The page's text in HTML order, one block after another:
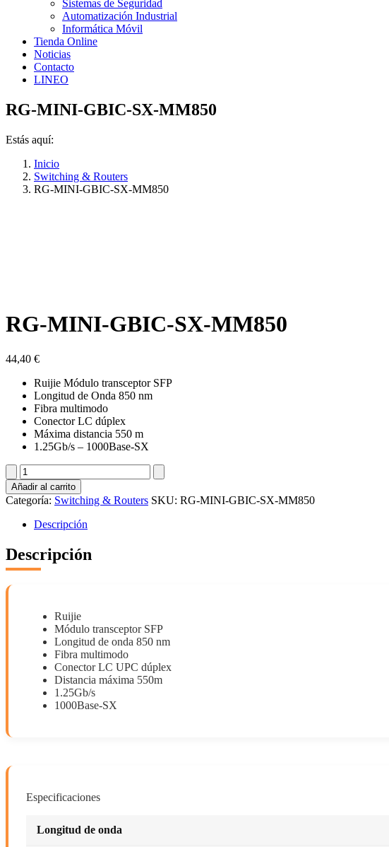
Sistemas de Seguridad
Automatización Industrial
Informática Móvil
Tienda Online
Noticias
Contacto
LINEO
RG-MINI-GBIC-SX-MM850
Estás aquí:
Inicio
Switching & Routers
RG-MINI-GBIC-SX-MM850
RG-MINI-GBIC-SX-MM850
44,40 €
Ruijie Módulo transceptor SFP
Longitud de Onda 850 nm
Fibra multimodo
Conector LC dúplex
Máxima distancia 550 m
1.25Gb/s – 1000Base-SX
RG-
MINI-
GBIC-
SX-
MM850
cantidad
Añadir al carrito
Categoría: Switching & Routers SKU: RG-MINI-GBIC-SX-MM850
Descripción
Descripción
Ruijie
Módulo transceptor SFP
Longitud de onda 850 nm
Fibra multimodo
Conector LC UPC dúplex
Distancia máxima 550m
1.25Gb/s
1000Base-SX
Especificaciones
Longitud de onda